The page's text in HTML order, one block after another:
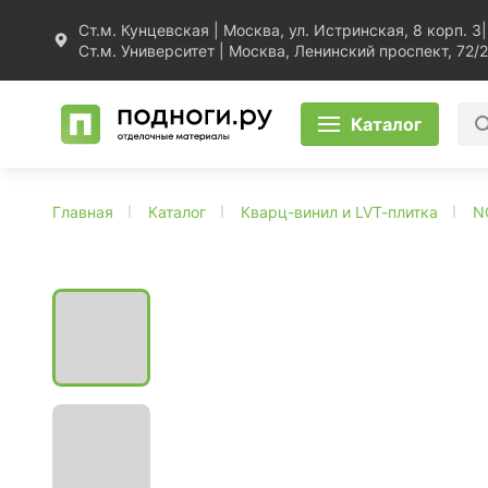
Ст.м. Кунцевская | Москва, ул. Истринская, 8 корп. 3
Ст.м. Университет | Москва, Ленинский проспект, 72/2
Каталог
Главная Каталог Кварц-винил и LVT-плитка